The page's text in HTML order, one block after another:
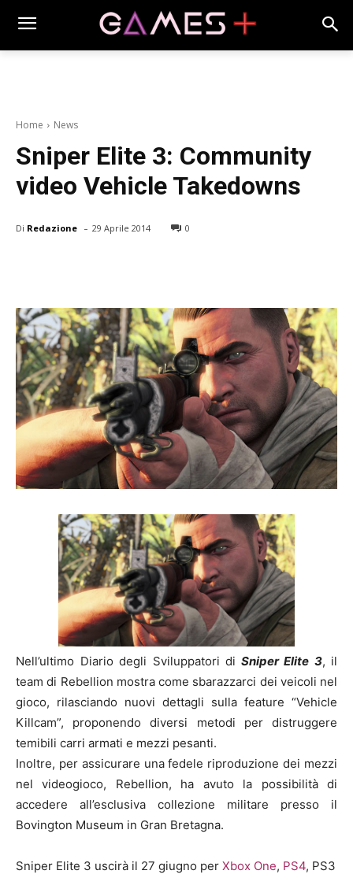
Home News
Sniper Elite 3: Community
video Vehicle Takedowns
Di Redazione - 29 Aprile 2014 0
Nell’ultimo Diario degli Sviluppatori di Sniper Elite 3, il
team di Rebellion mostra come sbarazzarci dei veicoli nel
gioco, rilasciando nuovi dettagli sulla feature “Vehicle
Killcam”, proponendo diversi metodi per distruggere
temibili carri armati e mezzi pesanti.
Inoltre, per assicurare una fedele riproduzione dei mezzi
nel videogioco, Rebellion, ha avuto la possibilità di
accedere all’esclusiva collezione militare presso il
Bovington Museum in Gran Bretagna.
Sniper Elite 3 uscirà il 27 giugno per Xbox One, PS4, PS3